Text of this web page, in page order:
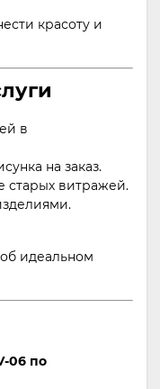
красоту и
в
на заказ.
старых витражей.
идеальном
06 по